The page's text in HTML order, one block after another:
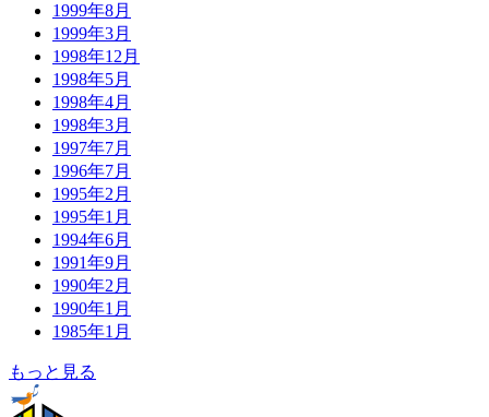
1999年8月
1999年3月
1998年12月
1998年5月
1998年4月
1998年3月
1997年7月
1996年7月
1995年2月
1995年1月
1994年6月
1991年9月
1990年2月
1990年1月
1985年1月
もっと見る